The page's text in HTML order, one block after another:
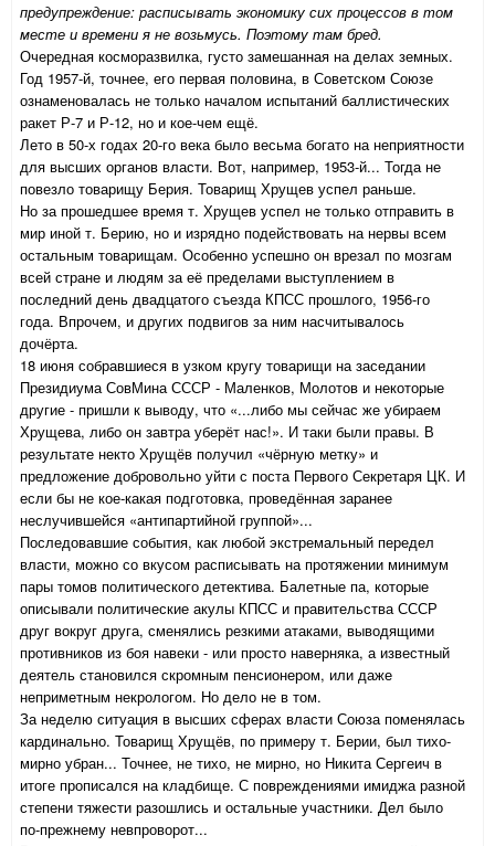
предупреждение: расписывать экономику сих процессов в том
месте и времени я не возьмусь. Поэтому там бред.
Очередная косморазвилка, густо замешанная на делах земных.
Год 1957-й, точнее, его первая половина, в Советском Союзе
ознаменовалась не только началом испытаний баллистических
ракет Р-7 и Р-12, но и кое-чем ещё.
Лето в 50-х годах 20-го века было весьма богато на неприятности
для высших органов власти. Вот, например, 1953-й... Тогда не
повезло товарищу Берия. Товарищ Хрущев успел раньше.
Но за прошедшее время т. Хрущев успел не только отправить в
мир иной т. Берию, но и изрядно подействовать на нервы всем
остальным товарищам. Особенно успешно он врезал по мозгам
всей стране и людям за её пределами выступлением в
последний день двадцатого съезда КПСС прошлого, 1956-го
года. Впрочем, и других подвигов за ним насчитывалось
дочёрта.
18 июня собравшиеся в узком кругу товарищи на заседании
Президиума СовМина СССР - Маленков, Молотов и некоторые
другие - пришли к выводу, что «...либо мы сейчас же убираем
Хрущева, либо он завтра уберёт нас!». И таки были правы. В
результате некто Хрущёв получил «чёрную метку» и
предложение добровольно уйти с поста Первого Секретаря ЦК. И
если бы не кое-какая подготовка, проведённая заранее
неслучившейся «антипартийной группой»...
Последовавшие события, как любой экстремальный передел
власти, можно со вкусом расписывать на протяжении минимум
пары томов политического детектива. Балетные па, которые
описывали политические акулы КПСС и правительства СССР
друг вокруг друга, сменялись резкими атаками, выводящими
противников из боя навеки - или просто наверняка, а известный
деятель становился скромным пенсионером, или даже
неприметным некрологом. Но дело не в том.
За неделю ситуация в высших сферах власти Союза поменялась
кардинально. Товарищ Хрущёв, по примеру т. Берии, был тихо-
мирно убран... Точнее, не тихо, не мирно, но Никита Сергеич в
итоге прописался на кладбище. С повреждениями имиджа разной
степени тяжести разошлись и остальные участники. Дел было
по-прежнему невпроворот...